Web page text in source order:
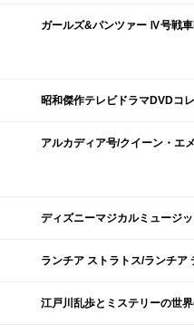
昭和傑作テレビドラマDVDコ
ディズニーマジカルミュージ
ランチア ストラトス/ランチア
江戸川乱歩とミステリーの世